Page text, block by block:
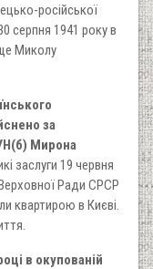
російської
серпня 1941 року в
Миколу
за
Мирона
заслуги 19 червня
Ради СРСР
квартирою в Києві.
в окупованій